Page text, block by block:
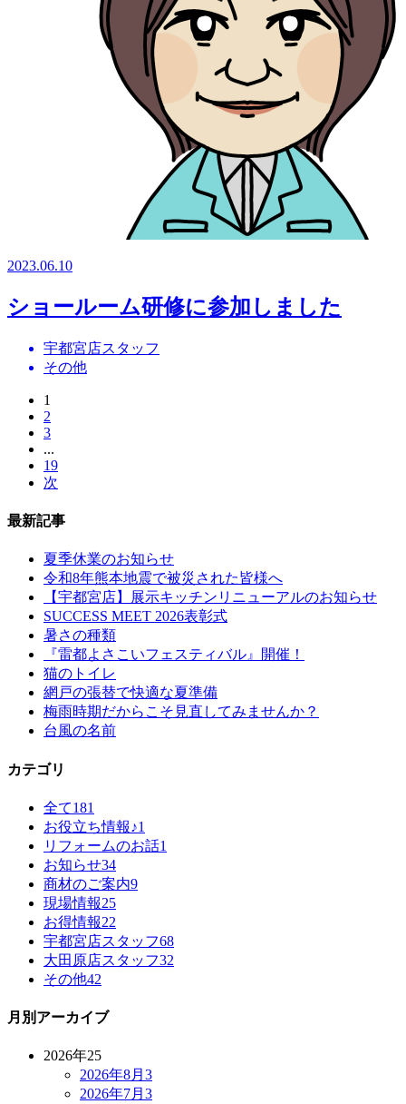
2023.06.10
ショールーム研修に参加しました
宇都宮店スタッフ
その他
1
2
3
...
19
次
最新記事
夏季休業のお知らせ
令和8年熊本地震で被災された皆様へ
【宇都宮店】展示キッチンリニューアルのお知らせ
SUCCESS MEET 2026表彰式
暑さの種類
『雷都よさこいフェスティバル』開催！
猫のトイレ
網戸の張替で快適な夏準備
梅雨時期だからこそ見直してみませんか？
台風の名前
カテゴリ
全て181
お役立ち情報♪1
リフォームのお話1
お知らせ34
商材のご案内9
現場情報25
お得情報22
宇都宮店スタッフ68
大田原店スタッフ32
その他42
月別アーカイブ
2026年25
2026年8月 3
2026年7月 3